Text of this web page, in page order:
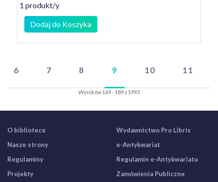
1 produkt/y
Dodaj do Koszyka
6 7 8 9 10 11
Wyników 169 - 189 z 1993
O bibliotece
Nasze strony
Regulaminy
Projekty
Wydawnictwo Pro Libris
e-Antykwariat
Regulamin e-Antykwariatu
Zamówienia Publiczne